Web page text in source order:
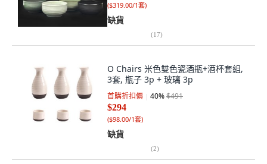
($319.00/1套)
缺貨
(17)
O Chairs 米色雙色瓷酒瓶+酒杯套組,
3套, 瓶子 3p + 玻璃 3p
首購折扣價 40%$491
$294
($98.00/1套)
缺貨
(2)